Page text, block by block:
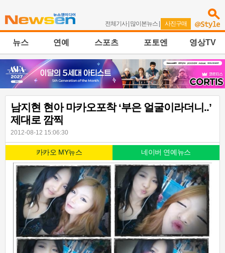
전체기사| 많이본뉴스 | 사진구매
뉴스 연예 스포츠 포토엔 영상TV
남지현 현아 마카오포착 ‘부은 얼굴이라더니..’
제대로 깜찍
2012-08-12 15:06:30
카카오 MY뉴스 네이버 연예뉴스